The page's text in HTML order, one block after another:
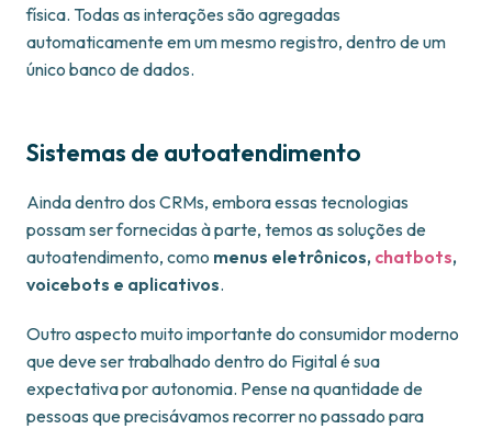
física. Todas as interações são agregadas
automaticamente em um mesmo registro, dentro de um
único banco de dados.
Sistemas de autoatendimento
Ainda dentro dos CRMs, embora essas tecnologias
possam ser fornecidas à parte, temos as soluções de
autoatendimento, como menus eletrônicos, chatbots,
voicebots e aplicativos.
Outro aspecto muito importante do consumidor moderno
que deve ser trabalhado dentro do Figital é sua
expectativa por autonomia. Pense na quantidade de
pessoas que precisávamos recorrer no passado para